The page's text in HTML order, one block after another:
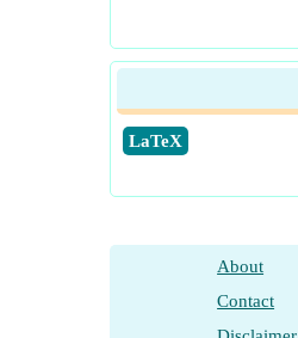
​LaTeX
About
Contact